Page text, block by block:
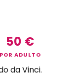
50 €
POR ADULTO
2026
tres
vida en la
da Vinci.